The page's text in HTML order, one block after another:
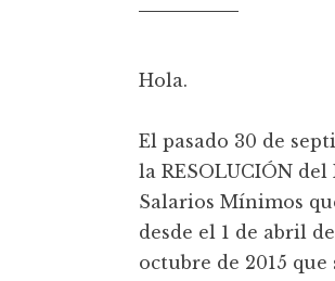
Hola.
El pasado 30 de
la RESOLUCIÓN
Salarios Mínimos
desde el 1 de abril
octubre de 2015